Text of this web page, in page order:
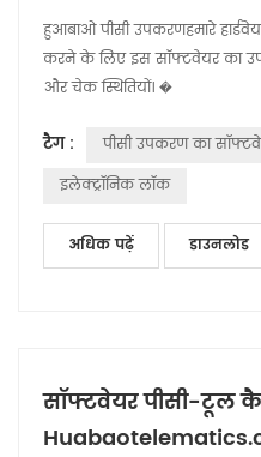
हुआबाओ पीसी उपकरणहमारे
करने के लिए इस सॉफ्टवेयर का
और चेक स्थितियों। �
टैग : पीसी उपकरण का
इलेक्ट्रॉनिक लॉक
अधिक पढ़ें डाउनलोड
सॉफ्टवेयर पीसी-टूल